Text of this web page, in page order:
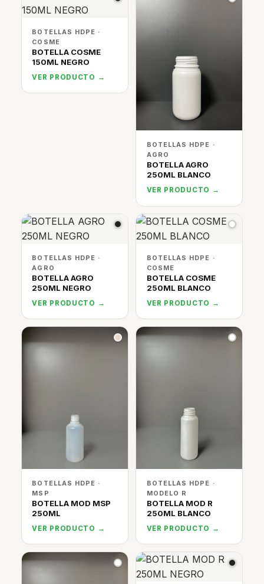
BOTELLAS HDPE ·
COSME
BOTELLA COSME
150ML NEGRO
VER PRODUCTO →
BOTELLAS HDPE ·
AGRO
BOTELLA AGRO
250ML BLANCO
VER PRODUCTO →
BOTELLAS HDPE ·
AGRO
BOTELLA AGRO
250ML NEGRO
VER PRODUCTO →
BOTELLAS HDPE ·
COSME
BOTELLA COSME
250ML BLANCO
VER PRODUCTO →
BOTELLAS HDPE ·
MSP
BOTELLA MOD MSP
250ML
VER PRODUCTO →
BOTELLAS HDPE ·
MODELO R
BOTELLA MOD R
250ML BLANCO
VER PRODUCTO →